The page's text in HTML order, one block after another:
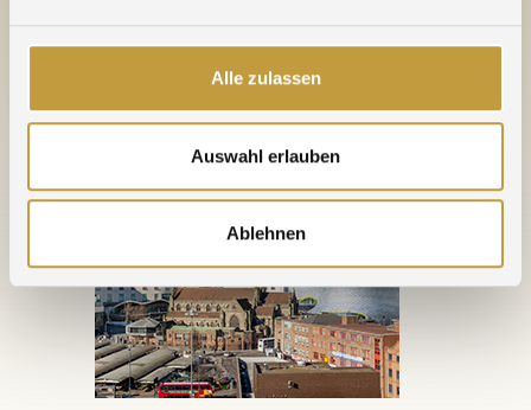
Alle zulassen
Auswahl erlauben
Ablehnen